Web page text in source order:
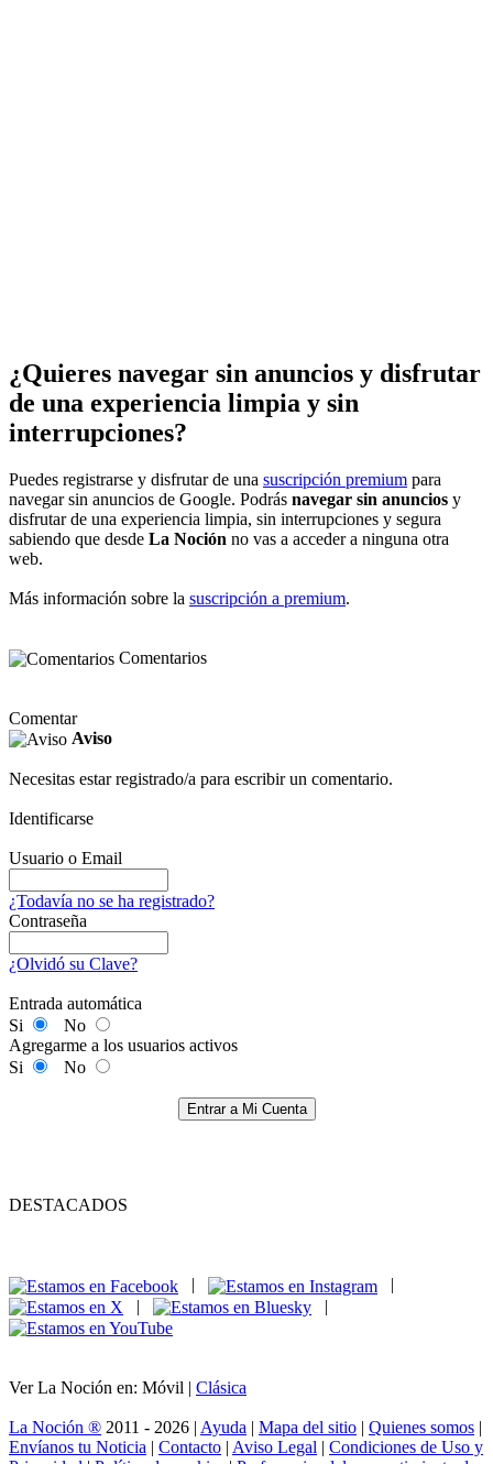
¿Quieres navegar sin anuncios y disfrutar
de una experiencia limpia y sin
interrupciones?
Puedes registrarse y disfrutar de una suscripción premium para
navegar sin anuncios de Google. Podrás navegar sin anuncios y
disfrutar de una experiencia limpia, sin interrupciones y segura
sabiendo que desde La Noción no vas a acceder a ninguna otra
web.
Más información sobre la suscripción a premium.
Comentarios
Comentar
Aviso
Necesitas estar registrado/a para escribir un comentario.
Identificarse
Usuario o Email
¿Todavía no se ha registrado?
Contraseña
¿Olvidó su Clave?
Entrada automática
Si
No
Agregarme a los usuarios activos
Si
No
Entrar a Mi Cuenta
DESTACADOS
|
|
Ver La Noción en: Móvil | Clásica
La Noción ® 2011 - 2026 | Ayuda | Mapa del sitio | Quienes somos |
Envíanos tu Noticia | Contacto | Aviso Legal | Condiciones de Uso y